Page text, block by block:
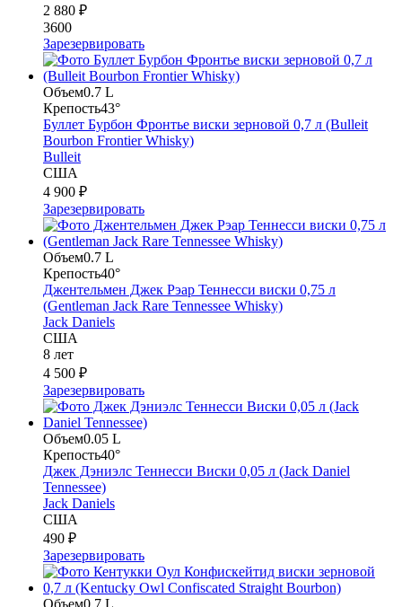
2 880 ₽
3600
Зарезервировать
Объем0.7 L
Крепость43°
Буллет Бурбон Фронтье виски зерновой 0,7 л (Bulleit
Bourbon Frontier Whisky)
Bulleit
США
4 900 ₽
Зарезервировать
Объем0.7 L
Крепость40°
Джентельмен Джек Рэар Теннесси виски 0,75 л
(Gentleman Jack Rare Tennessee Whisky)
Jack Daniels
США
8 лет
4 500 ₽
Зарезервировать
Объем0.05 L
Крепость40°
Джек Дэниэлс Теннесси Виски 0,05 л (Jack Daniel
Tennessee)
Jack Daniels
США
490 ₽
Зарезервировать
Объем0.7 L